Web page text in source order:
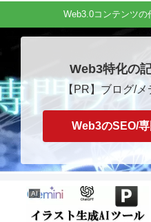
Web3.0コンテンツの
Web3特化の
【PR】ブログ/
Web3のSEO/
AI